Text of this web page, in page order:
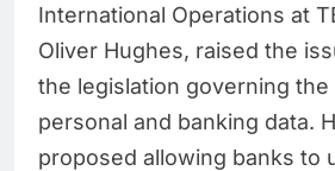
International Operations at
Oliver Hughes, raised the
the legislation governing
personal and banking data.
proposed allowing banks to